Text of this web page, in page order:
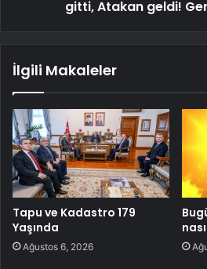
gitti, Atakan geldi!
İlgili Makaleler
Tapu ve Kadastro 179
Yaşında
Ağustos 6, 2026